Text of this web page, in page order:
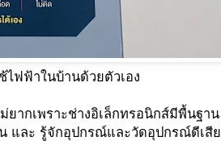
านด้วยตัวเอง
ยากเพราะช่างอิเล็กทรอนิกส์มีพื้นฐาน
และ รู้จักอุปกรณ์และวัดอุปกรณ์ดีเสีย